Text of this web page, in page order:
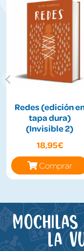
Redes (edición
tapa dura)
(Invisible 2)
18,95€
Comprar
la